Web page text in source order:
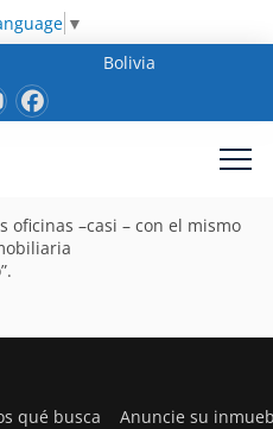
▼
Bolivia
oficinas –casi – con el mismo
qué busca Anuncie su